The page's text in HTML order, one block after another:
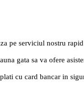
pe serviciul nostru
gata sa va ofere
cu card bancar in